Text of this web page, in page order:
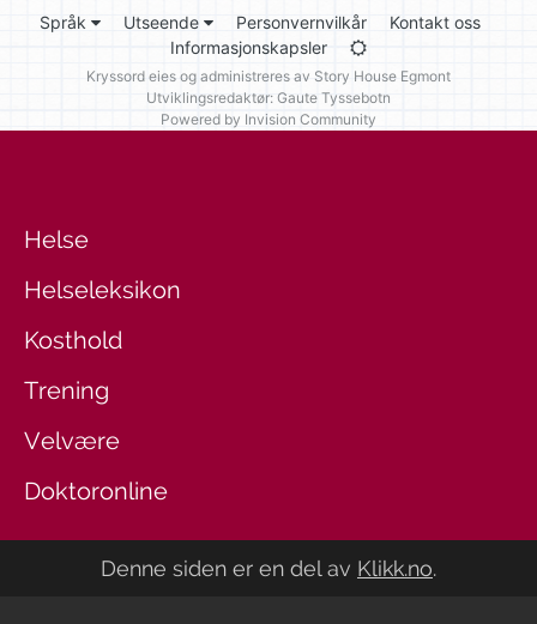
Språk Utseende Personvernvilkår
Kontakt oss
Informasjonskapsler
Kryssord eies og administreres av Story House Egmont
Utviklingsredaktør: Gaute Tyssebotn
Powered by Invision Community
Helse
Helseleksikon
Kosthold
Trening
Velvære
Doktoronline
Denne siden er en del av Klikk.no.